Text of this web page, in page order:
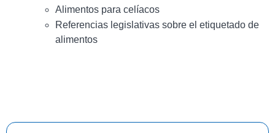
Alimentos para celíacos
Referencias legislativas sobre el etiquetado de
alimentos